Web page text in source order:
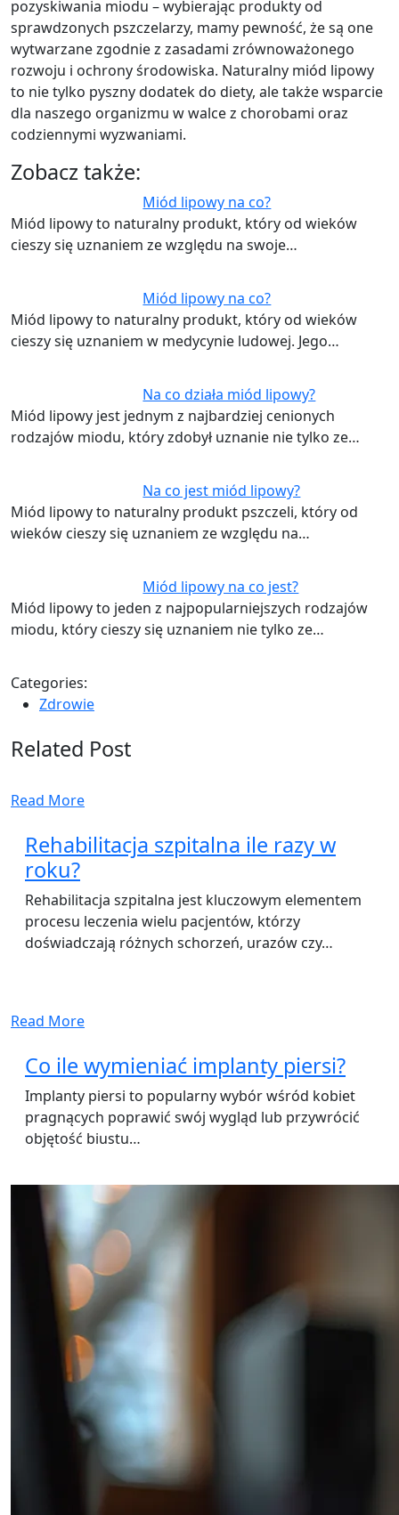
pozyskiwania miodu – wybierając produkty od
sprawdzonych pszczelarzy, mamy pewność, że są one
wytwarzane zgodnie z zasadami zrównoważonego
rozwoju i ochrony środowiska. Naturalny miód lipowy
to nie tylko pyszny dodatek do diety, ale także wsparcie
dla naszego organizmu w walce z chorobami oraz
codziennymi wyzwaniami.
Zobacz także:
Miód lipowy na co?
Miód lipowy to naturalny produkt, który od wieków
cieszy się uznaniem ze względu na swoje…
Miód lipowy na co?
Miód lipowy to naturalny produkt, który od wieków
cieszy się uznaniem w medycynie ludowej. Jego…
Na co działa miód lipowy?
Miód lipowy jest jednym z najbardziej cenionych
rodzajów miodu, który zdobył uznanie nie tylko ze…
Na co jest miód lipowy?
Miód lipowy to naturalny produkt pszczeli, który od
wieków cieszy się uznaniem ze względu na…
Miód lipowy na co jest?
Miód lipowy to jeden z najpopularniejszych rodzajów
miodu, który cieszy się uznaniem nie tylko ze…
Categories:
Zdrowie
Related Post
Read More
Rehabilitacja szpitalna ile razy w
roku?
Rehabilitacja szpitalna jest kluczowym elementem
procesu leczenia wielu pacjentów, którzy
doświadczają różnych schorzeń, urazów czy…
Read More
Co ile wymieniać implanty piersi?
Implanty piersi to popularny wybór wśród kobiet
pragnących poprawić swój wygląd lub przywrócić
objętość biustu…